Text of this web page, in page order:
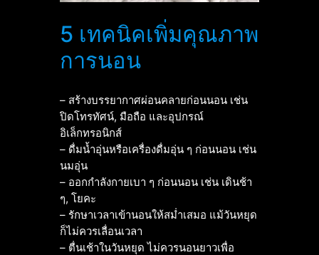
5 เทคนิคเพิ่มคุณภาพ
การนอน
– สร้างบรรยากาศผ่อนคลายก่อนนอน เช่น
ปิดโทรทัศน์, มือถือ และอุปกรณ์
อิเล็กทรอนิกส์
– ดื่มน้ำอุ่นหรือเครื่องดื่มอุ่น ๆ ก่อนนอน เช่น
นมอุ่น
– ออกกำลังกายเบา ๆ ก่อนนอน เช่น เดินช้า
ๆ, โยคะ
– รักษาเวลาเข้านอนให้สม่ำเสมอ แม้วันหยุด
ก็ไม่ควรเลื่อนเวลา
– ตื่นเช้าในวันหยุด ไม่ควรนอนยาวเพื่อ